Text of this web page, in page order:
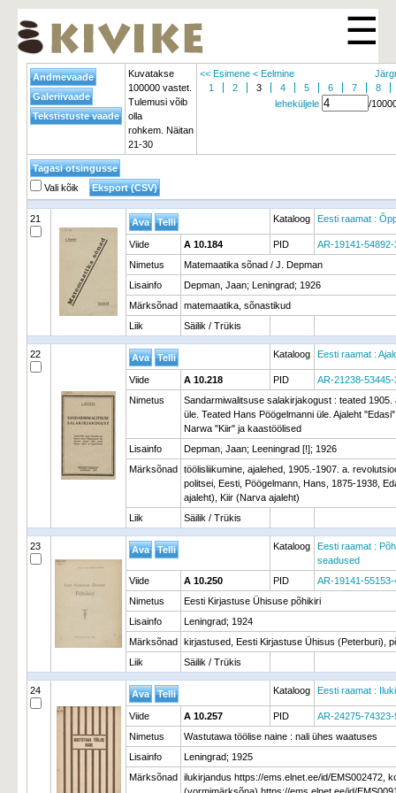
☰
Kuvatakse
100000 vastet.
Tulemusi võib
olla
rohkem. Näitan
21-30
<< Esimene < Eelmine
1
2 3 4 5 6 7
8
leheküljele
/
Vali kõik
21 Kataloog Eesti raamat :
Viide A 10.184 PID
AR-19141-54892-
Nimetus
Matemaatika sõnad / J. Depman
Lisainfo
Depman, Jaan; Leningrad; 1926
Märksõnad matemaatika, sõnastikud
Liik
Säilik / Trükis
22 Kataloog Eesti raamat :
Viide A 10.218 PID
AR-21238-53445-
Nimetus
Sandarmiwalitsuse salakirjakogust : teated 1905.
üle. Teated Hans Pöögelmanni üle. Ajaleht
Narwa "Kiir" ja kaastöölised
Lisainfo
Depman, Jaan; Leeningrad [!]; 1926
Märksõnad töölisliikumine, ajalehed, 1905.-1907. a.
politsei, Eesti, Pöögelmann, Hans, 1875-1938,
ajaleht), Kiir (Narva ajaleht)
Liik
Säilik / Trükis
23 Kataloog
Eesti raamat :
seadused
Viide
A 10.250 PID
AR-19141-55153-
Nimetus
Eesti Kirjastuse Ühisuse põhikiri
Lisainfo
Leningrad; 1924
Märksõnad kirjastused, Eesti Kirjastuse Ühisus (Peterburi),
Liik
Säilik / Trükis
24 Kataloog Eesti raamat :
Viide A 10.257 PID
AR-24275-74323-
Nimetus
Wastutawa töölise naine : nali ühes waatuses
Lisainfo
Leningrad; 1925
Märksõnad ilukirjandus https://ems.elnet.ee/id/EMS002472,